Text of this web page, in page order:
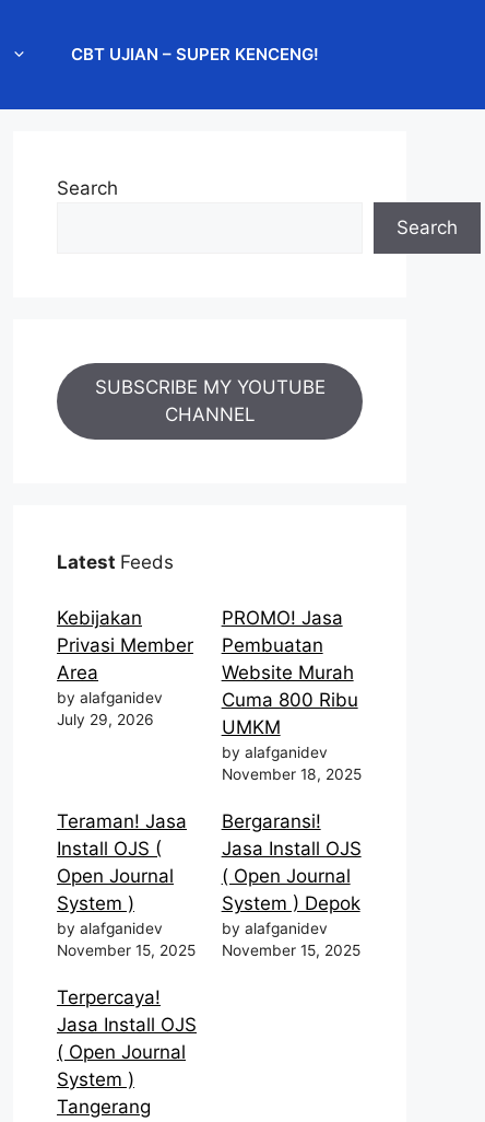
CBT UJIAN – SUPER KENCENG!
Search
Search
SUBSCRIBE MY YOUTUBE
CHANNEL
Latest Feeds
Kebijakan
Privasi Member
Area
by alafganidev
July 29, 2026
PROMO! Jasa
Pembuatan
Website Murah
Cuma 800 Ribu
UMKM
by alafganidev
November 18, 2025
Teraman! Jasa
Install OJS (
Open Journal
System )
by alafganidev
November 15, 2025
Bergaransi!
Jasa Install OJS
( Open Journal
System ) Depok
by alafganidev
November 15, 2025
Terpercaya!
Jasa Install OJS
( Open Journal
System )
Tangerang